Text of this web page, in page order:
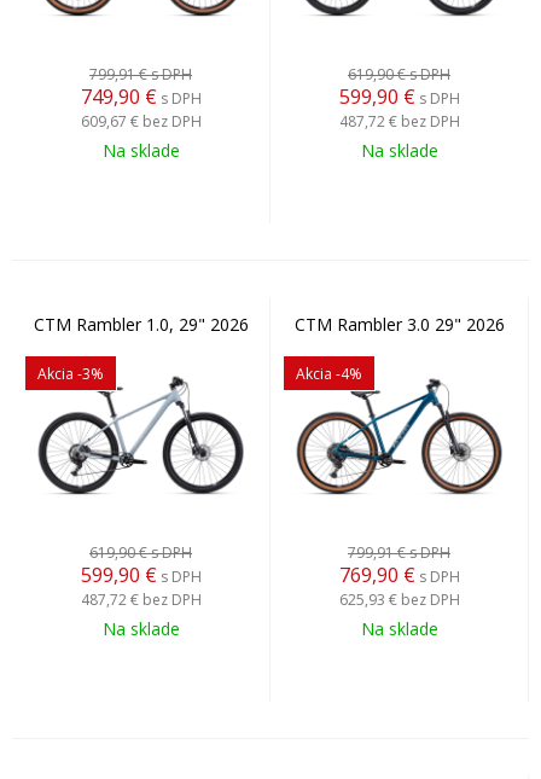
799,91 €s DPH
749,90 € s DPH
609,67 € bez DPH
Na sklade
619,90 €s DPH
599,90 € s DPH
487,72 € bez DPH
Na sklade
CTM Rambler 1.0, 29" 2026
Akcia -3%
619,90 €s DPH
599,90 € s DPH
487,72 € bez DPH
Na sklade
CTM Rambler 3.0 29" 2026
Akcia -4%
799,91 €s DPH
769,90 € s DPH
625,93 € bez DPH
Na sklade